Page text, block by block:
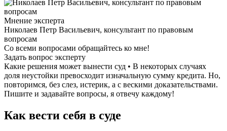
Мнение эксперта
Николаев Петр Васильевич, консультант по правовым
вопросам
Со всеми вопросами обращайтесь ко мне!
Задать вопрос эксперту
Какие решения может вынести суд • В некоторых случаях
доля неустойки превосходит изначальную сумму кредита. Но,
повторимся, без слез, истерик, а с вескими доказательствами.
Пишите и задавайте вопросы, я отвечу каждому!
Как вести себя в суде